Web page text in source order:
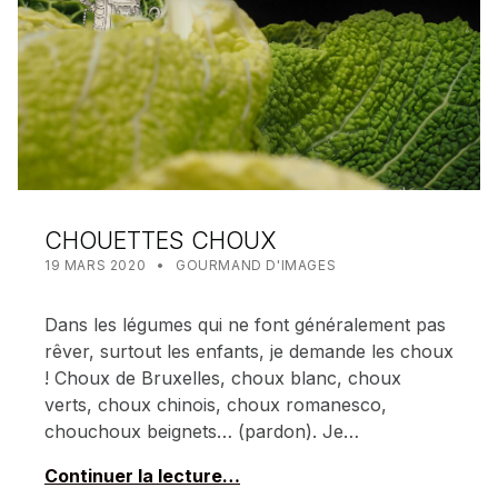
CHOUETTES CHOUX
POSTED ON:
19 MARS 2020 WRITTEN BY:
MEALIN
CATEGORIZED IN:
GOURMAND D'IMAGES
Dans les légumes qui ne font généralement pas
rêver, surtout les enfants, je demande les choux
! Choux de Bruxelles, choux blanc, choux
verts, choux chinois, choux romanesco,
chouchoux beignets… (pardon). Je…
Continuer la lecture…